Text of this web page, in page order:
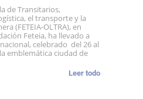
de Transitarios,
el transporte y la
(FETEIA-OLTRA), en
Feteia, ha llevado a
celebrado del 26 al
emblemática ciudad de
Leer todo